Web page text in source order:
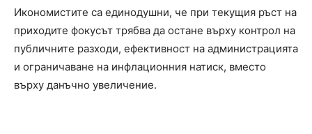
Икономистите са единодушни, че при текущия ръст на
приходите фокусът трябва да остане върху контрол на
публичните разходи, ефективност на администрацията
и ограничаване на инфлационния натиск, вместо
върху данъчно увеличение.